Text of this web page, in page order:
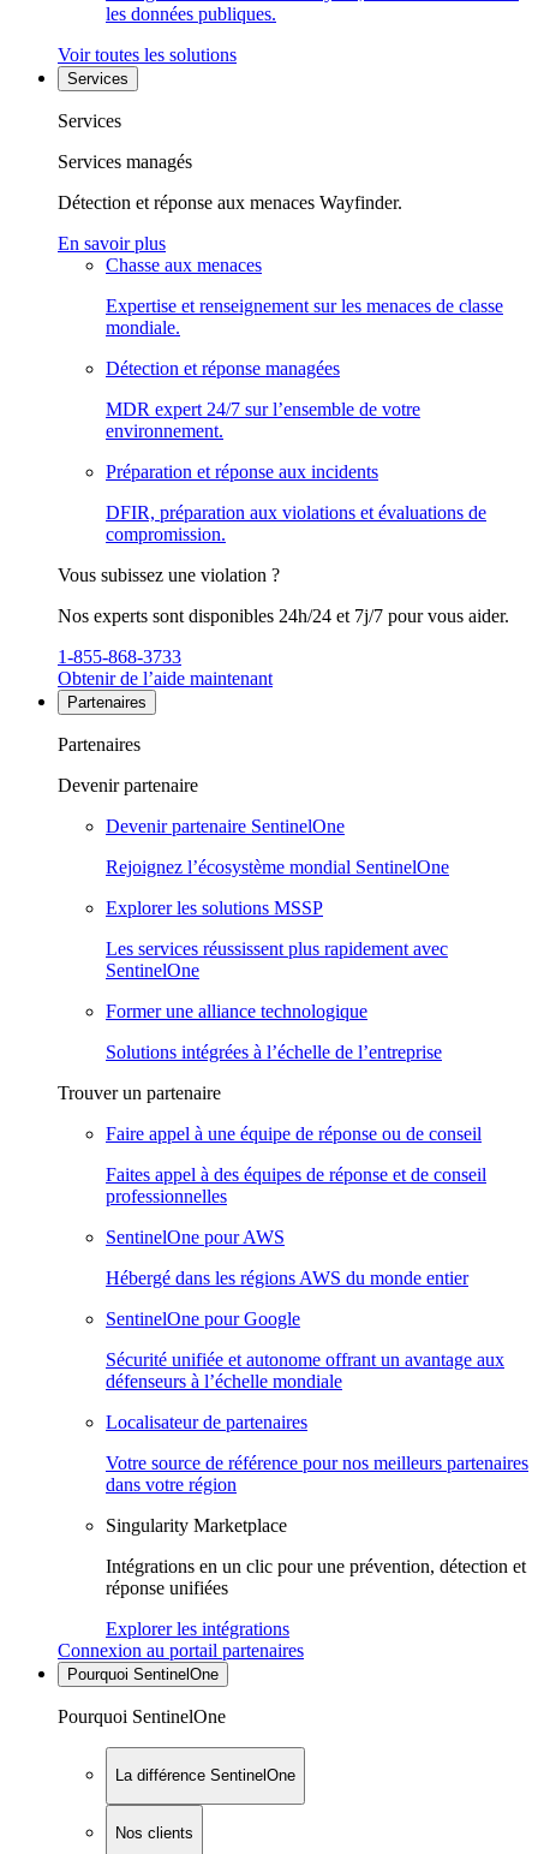
les données publiques.
Voir toutes les solutions
Services
Services
Services managés
Détection et réponse aux menaces Wayfinder.
En savoir plus
Chasse aux menaces
Expertise et renseignement sur les menaces de classe
mondiale.
Détection et réponse managées
MDR expert 24/7 sur l’ensemble de votre
environnement.
Préparation et réponse aux incidents
DFIR, préparation aux violations et évaluations de
compromission.
Vous subissez une violation ?
Nos experts sont disponibles 24h/24 et 7j/7 pour vous aider.
1-855-868-3733
Obtenir de l’aide maintenant
Partenaires
Partenaires
Devenir partenaire
Devenir partenaire SentinelOne
Rejoignez l’écosystème mondial SentinelOne
Explorer les solutions MSSP
Les services réussissent plus rapidement avec
SentinelOne
Former une alliance technologique
Solutions intégrées à l’échelle de l’entreprise
Trouver un partenaire
Faire appel à une équipe de réponse ou de conseil
Faites appel à des équipes de réponse et de conseil
professionnelles
SentinelOne pour AWS
Hébergé dans les régions AWS du monde entier
SentinelOne pour Google
Sécurité unifiée et autonome offrant un avantage aux
défenseurs à l’échelle mondiale
Localisateur de partenaires
Votre source de référence pour nos meilleurs partenaires
dans votre région
Singularity Marketplace
Intégrations en un clic pour une prévention, détection et
réponse unifiées
Explorer les intégrations
Connexion au portail partenaires
Pourquoi SentinelOne
Pourquoi SentinelOne
La différence SentinelOne
Nos clients